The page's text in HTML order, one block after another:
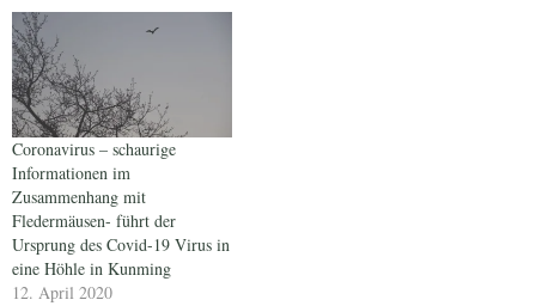
Coronavirus – schaurige
Informationen im
Zusammenhang mit
Fledermäusen- führt der
Ursprung des Covid-19 Virus in
eine Höhle in Kunming
12. April 2020